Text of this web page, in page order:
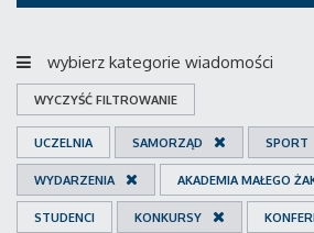
wybierz kategorie wiadomości
WYCZYŚĆ FILTROWANIE
UCZELNIA SAMORZĄD SPORT
WYDARZENIA AKADEMIA MAŁEGO
STUDENCI KONKURSY